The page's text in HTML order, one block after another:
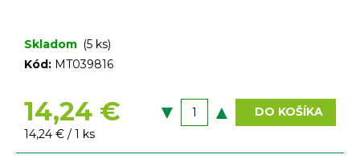
Skladom (5 ks)
Kód: MT039816
14,24 €
Jednotková
cena:
14,24 € / 1 ks
DO KOŠÍKA
t
e
á
s